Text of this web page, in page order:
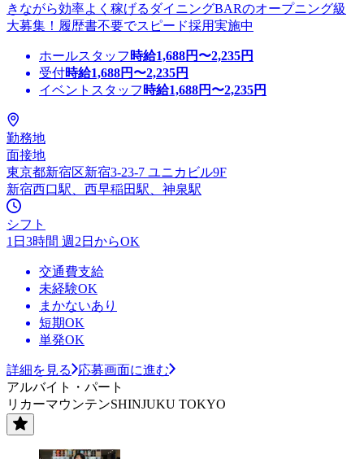
きながら効率よく稼げるダイニングBARのオープニング級
大募集！履歴書不要でスピード採用実施中
ホールスタッフ 時給1,688円〜2,235円
受付時給1,688円〜2,235円
イベントスタッフ 時給1,688円〜2,235円
勤務地
面接地
東京都新宿区新宿3-23-7 ユニカビル9F
新宿西口駅、西早稲田駅、神泉駅
シフト
1日3時間 週2日からOK
交通費支給
未経験OK
まかないあり
短期OK
単発OK
詳細を見る
応募画面に進む
アルバイト・パート
リカーマウンテンSHINJUKU TOKYO